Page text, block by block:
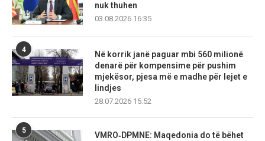
nuk thuhen
03.08.2026 16:35
4
Në korrik janë paguar mbi 560 milionë
denarë për kompensime për pushim
mjekësor, pjesa më e madhe për lejet e
lindjes
28.07.2026 15:52
5
VMRO‑DPMNE: Maqedonia do të bëhet